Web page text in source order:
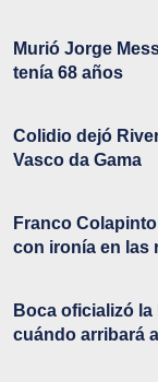
Murió Jorge
tenía 68 años
Colidio dejó
Vasco da Gama
Franco
con ironía en las
Boca oficializó
cuándo arribará